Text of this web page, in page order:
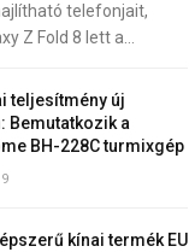
telefonjait,
Z Fold 8 lett a…
teljesítmény új
Bemutatkozik a
BH-228C turmixgép
kínai termék EU